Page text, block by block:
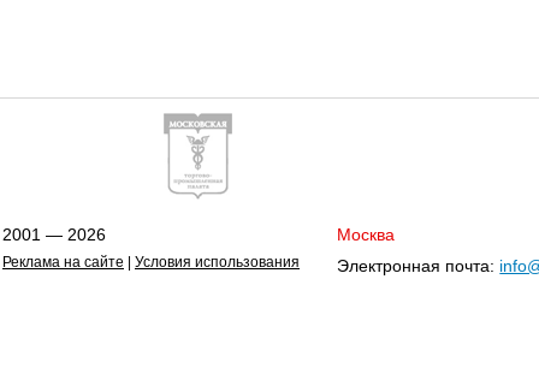
2001 — 2026
Реклама на сайте Условия использования
Москва
Электронная почта: